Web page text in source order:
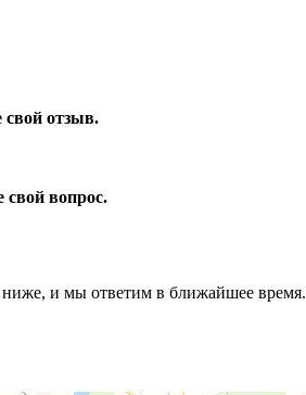
свой отзыв.
свой вопрос.
ниже, и мы ответим в ближайшее время.